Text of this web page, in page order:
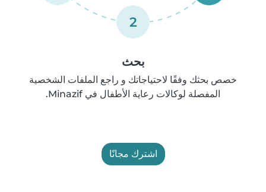
2
بحث
خصص بحثك وفقًا لاحتياجاتك و راجع الملفات الشخصية
المفصلة لوكالات رعاية الأطفال في Minazif.
اشترك مجانًا